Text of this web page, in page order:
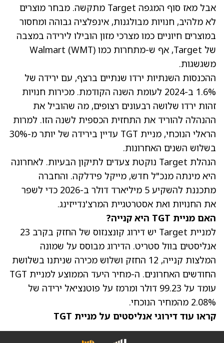
אבל מאז סוף המגפה Target מתקשה. מבחר מוצרים
לא מלהיב, חנויות מבולגנות, אינפלציה גבוהה ומחסור
במוצרים חיוניים כמו מצרכי מזון הובילו לירידה במצבה
של Target, אף ש-מתחרות כמו Walmart
(WMT)
משגשגות.
ההכנסות השנתיות ירדו שנתיים ברצף, עם ירידה של
1.6% ב-2024 לעומת השנה הקודמת. מכירות חנויות
זהות ירדו שלושה רבעונים רצופים, מה שהוביל את
ההנהלה להוריד את התחזית הכספית לשנה הזו. למרות
הראלי הנוכחי, מניית TGT עדיין בירידה של יותר מ-30%
בשלוש השנים האחרונות.
הנהלת Target נוקטת צעדים לתיקון הבעיות. לאחרונה
היא מינתה מנכ"ל חדש, מייקל פידלקה. והחברה
מתכננת להשקיע 5 מיליארד דולר ב-2026 כדי לשפר
את החנויות ואת אסטרטגיית המרצ'נדייזינג.
האם מניית TGT היא קנייה?
למניית Target יש דירוג קונצנזוס של החזק בקרב 23
אנליסטים בוול סטריט. הדירוג מבוסס על שמונה
המלצות קנייה, 12 החזק ושלוש מכירה שניתנו בשלושת
החודשים האחרונים. ה-מחיר היעד הממוצע
למניית TGT
עומד על 99.23 דולר ומרמז על פוטנציאל ירידה של
2.08% מהמחיר הנוכחי.
קראו עוד דירוגי אנליסטים על מניית TGT